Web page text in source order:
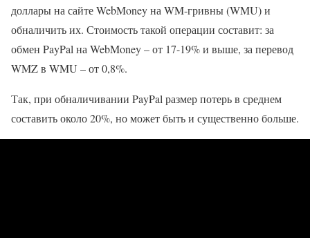
доллары на сайте WebMoney на WM-гривны (WMU) и
обналичить их. Стоимость такой операции составит: за
обмен PayPal на WebMoney – от 17-19% и выше, за перевод
WMZ в WMU – от 0,8%.
Так, при обналичивании PayPal размер потерь в среднем
составить около 20%, но может быть и существенно больше.